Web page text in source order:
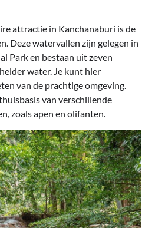
attractie in Kanchanaburi is de
Deze watervallen zijn gelegen in
Park en bestaan uit zeven
water. Je kunt hier
van de prachtige omgeving.
van verschillende
zoals apen en olifanten.